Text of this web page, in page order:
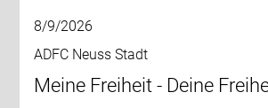
8/9/2026
ADFC Neuss Stadt
Meine Freiheit - Deine